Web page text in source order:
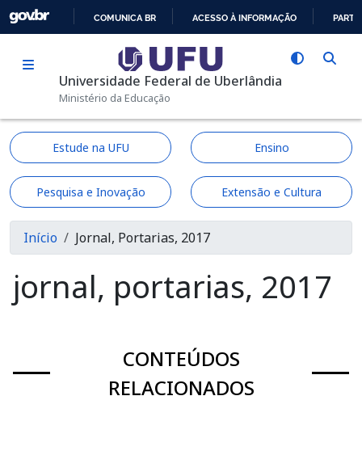
Pular para o conteúdo principal
PARA
O
COMUNICA BR ACESSO À INFORMAÇÃO
Universidade Federal de Uberlândia
Ministério da Educação
Estude na UFU Ensino
Pesquisa e Inovação Extensão e Cultura
Trilha de navegação
Início Jornal, Portarias, 2017
jornal, portarias, 2017
CONTEÚDOS
RELACIONADOS